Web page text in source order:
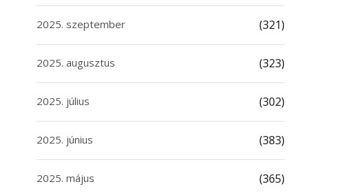
2025. szeptember (321)
2025. augusztus (323)
2025. július (302)
2025. június (383)
2025. május (365)